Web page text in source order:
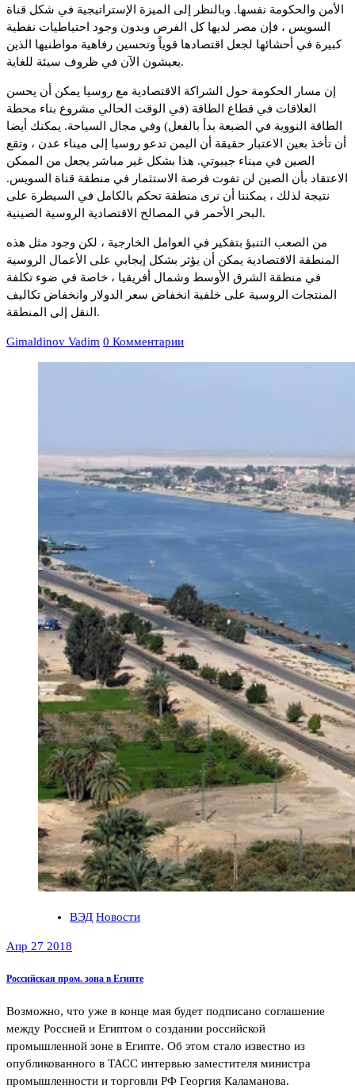
الأمن والحكومة نفسها. وبالنظر إلى الميزة الإستراتيجية في شكل قناة
السويس ، فإن مصر لديها كل الفرص وبدون وجود احتياطيات نفطية
كبيرة في أحشائها لجعل اقتصادها قوياً وتحسين رفاهية مواطنيها الذين
يعيشون الآن في ظروف سيئة للغاية.
إن مسار الحكومة حول الشراكة الاقتصادية مع روسيا يمكن أن يحسن
العلاقات في قطاع الطاقة (في الوقت الحالي مشروع بناء محطة
الطاقة النووية في الضبعة بدأ بالفعل) وفي مجال السياحة. يمكنك أيضا
أن تأخذ بعين الاعتبار حقيقة أن اليمن تدعو روسيا إلى ميناء عدن ، وتقع
الصين في ميناء جيبوتي. هذا بشكل غير مباشر يجعل من الممكن
الاعتقاد بأن الصين لن تفوت فرصة الاستثمار في منطقة قناة السويس.
نتيجة لذلك ، يمكننا أن نرى منطقة تحكم بالكامل في السيطرة على
البحر الأحمر في المصالح الاقتصادية الروسية الصينية.
من الصعب التنبؤ بتفكير في العوامل الخارجية ، لكن وجود مثل هذه
المنطقة الاقتصادية يمكن أن يؤثر بشكل إيجابي على الأعمال الروسية
في منطقة الشرق الأوسط وشمال أفريقيا ، خاصة في ضوء تكلفة
المنتجات الروسية على خلفية انخفاض سعر الدولار وانخفاض تكاليف
النقل إلى المنطقة.
Gimaldinov Vadim 0 Комментарии
ВЭД Новости
Апр 27 2018
Российская пром. зона в Египте
Возможно, что уже в конце мая будет подписано соглашение
между Россией и Египтом о создании российской
промышленной зоне в Египте. Об этом стало известно из
опубликованного в ТАСС интервью заместителя министра
промышленности и торговли РФ Георгия Каламанова.